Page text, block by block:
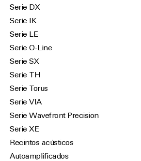
Serie DX
Serie IK
Serie LE
Serie O-Line
Serie SX
Serie TH
Serie Torus
Serie VIA
Serie Wavefront Precision
Serie XE
Recintos acústicos
Autoamplificados